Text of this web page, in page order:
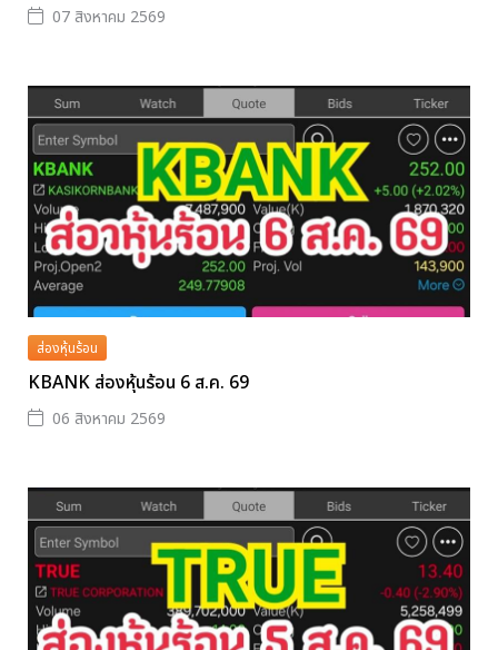
07 สิงหาคม 2569
ส่องหุ้นร้อน
KBANK ส่องหุ้นร้อน 6 ส.ค. 69
06 สิงหาคม 2569